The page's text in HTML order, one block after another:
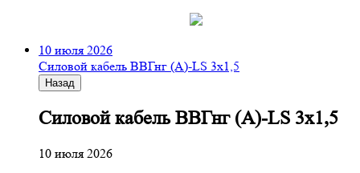
10 июля 2026
Cиловой кабель ВВГнг (A)-LS 3х1,5
Назад
Cиловой кабель ВВГнг (A)-LS 3х1,5
10 июля 2026